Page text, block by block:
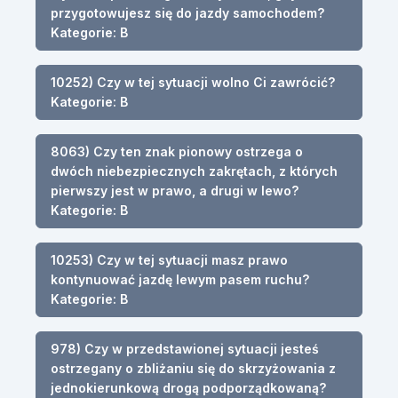
przygotowujesz się do jazdy samochodem?
Kategorie: B
10252) Czy w tej sytuacji wolno Ci zawrócić?
Kategorie: B
8063) Czy ten znak pionowy ostrzega o
dwóch niebezpiecznych zakrętach, z których
pierwszy jest w prawo, a drugi w lewo?
Kategorie: B
10253) Czy w tej sytuacji masz prawo
kontynuować jazdę lewym pasem ruchu?
Kategorie: B
978) Czy w przedstawionej sytuacji jesteś
ostrzegany o zbliżaniu się do skrzyżowania z
jednokierunkową drogą podporządkowaną?